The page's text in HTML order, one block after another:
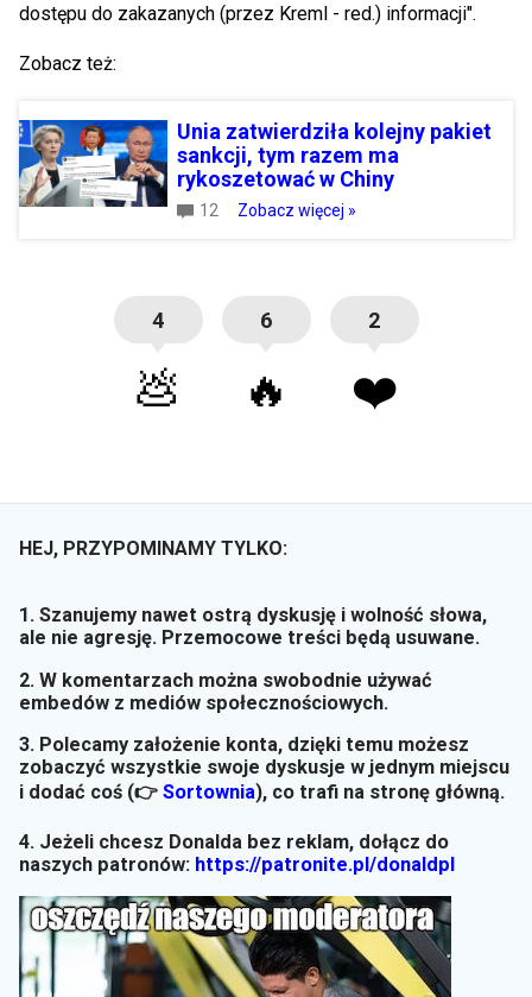
dostępu do zakazanych (przez Kreml - red.) informacji".
Zobacz też:
Unia zatwierdziła kolejny pakiet
sankcji, tym razem ma
rykoszetować w Chiny
12 Zobacz więcej »
4
💩
6
🔥
2
❤️
HEJ, PRZYPOMINAMY TYLKO:
1. Szanujemy nawet ostrą dyskusję i wolność słowa,
ale nie agresję. Przemocowe treści będą usuwane.
2. W komentarzach można swobodnie używać
embedów z mediów społecznościowych.
3. Polecamy założenie konta, dzięki temu możesz
zobaczyć wszystkie swoje dyskusje w jednym miejscu
i dodać coś (👉 Sortownia), co trafi na stronę główną.
4. Jeżeli chcesz Donalda bez reklam, dołącz do
naszych patronów: https://patronite.pl/donaldpl